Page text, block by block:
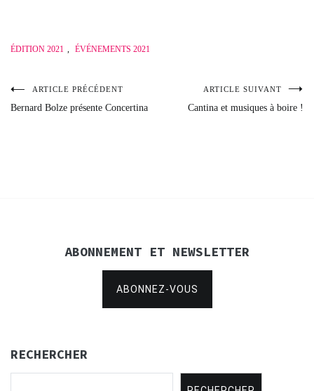
ÉDITION 2021 , ÉVÉNEMENTS 2021
Navigation
ARTICLE PRÉCÉDENT
Bernard Bolze présente Concertina
ARTICLE SUIVANT
Cantina et musiques à boire !
ABONNEMENT ET NEWSLETTER
ABONNEZ-VOUS
RECHERCHER